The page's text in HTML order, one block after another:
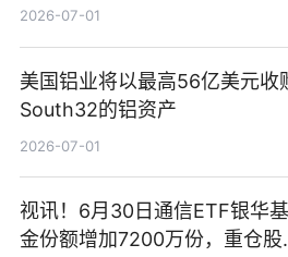
2026-07-01
美国铝业将以最高56亿美元收
South32的铝资产
2026-07-01
视讯！6月30日通信ETF银华基
金份额增加7200万份，重仓股